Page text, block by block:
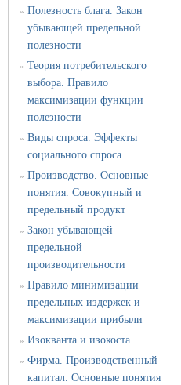
» Полезность блага. Закон
убывающей предельной
полезности
» Теория потребительского
выбора. Правило
максимизации функции
полезности
» Виды спроса. Эффекты
социального спроса
» Производство. Основные
понятия. Совокупный и
предельный продукт
» Закон убывающей
предельной
производительности
» Правило минимизации
предельных издержек и
максимизации прибыли
» Изокванта и изокоста
» Фирма. Производственный
капитал. Основные понятия